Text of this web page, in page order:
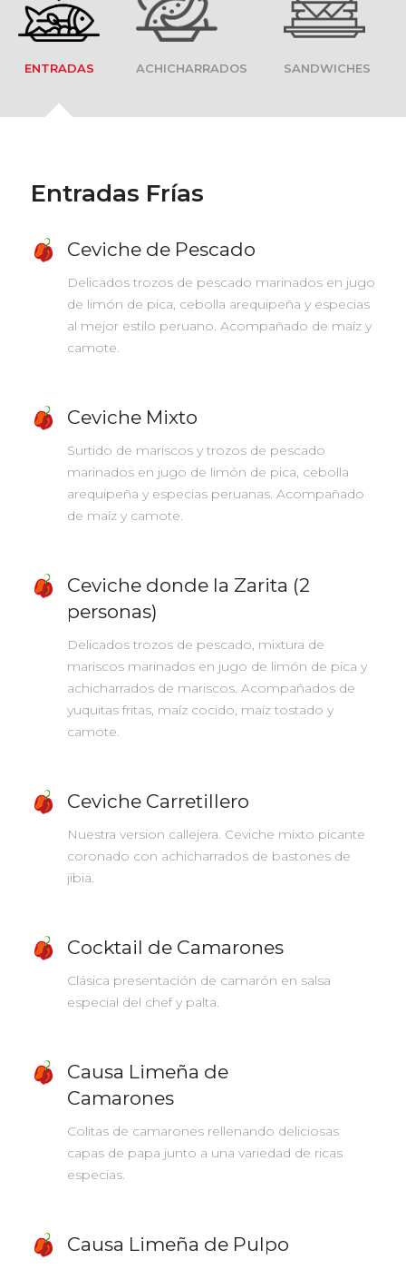
ENTRADAS ACHICHARRADOS SANDWICHES
Entradas Frías
Ceviche de Pescado
Delicados trozos de pescado marinados en jugo
de limón de pica, cebolla arequipeña y especias
al mejor estilo peruano. Acompañado de maíz y
camote.
Ceviche Mixto
Surtido de mariscos y trozos de pescado
marinados en jugo de limón de pica, cebolla
arequipeña y especias peruanas. Acompañado
de maíz y camote.
Ceviche donde la Zarita (2
personas)
Delicados trozos de pescado, mixtura de
mariscos marinados en jugo de limón de pica y
achicharrados de mariscos. Acompañados de
yuquitas fritas, maíz cocido, maíz tostado y
camote.
Ceviche Carretillero
Nuestra version callejera. Ceviche mixto picante
coronado con achicharrados de bastones de
jibia.
Cocktail de Camarones
Clásica presentación de camarón en salsa
especial del chef y palta.
Causa Limeña de
Camarones
Colitas de camarones rellenando deliciosas
capas de papa junto a una variedad de ricas
especias.
Causa Limeña de Pulpo